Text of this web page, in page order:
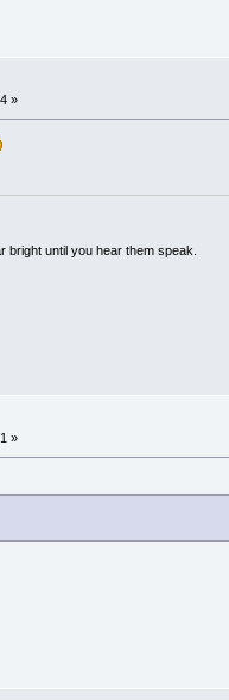
»
until you hear them speak.
»